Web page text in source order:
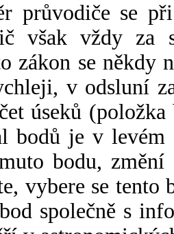
průvodiče se
však vždy za
zákon se někdy
v odsluní
úseků
bodů je v
bodu,
vybere se tento
společně s